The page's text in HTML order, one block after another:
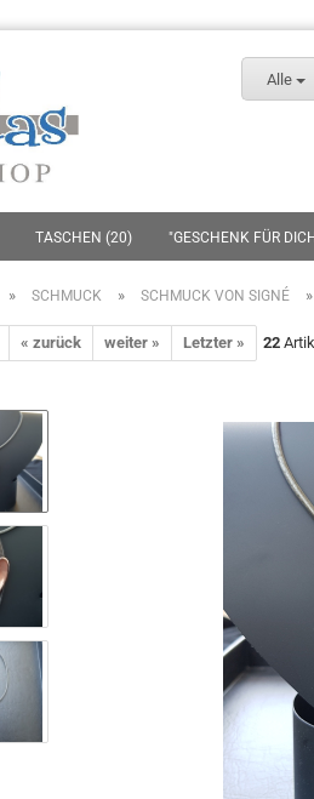
Alle
TASCHEN (20) "GESCHENK FÜR
» SCHMUCK » SCHMUCK VON SIGNÉ »
« zurück weiter » Letzter » 22